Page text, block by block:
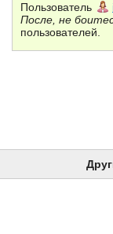
Пользователь
После, не
пользователей.